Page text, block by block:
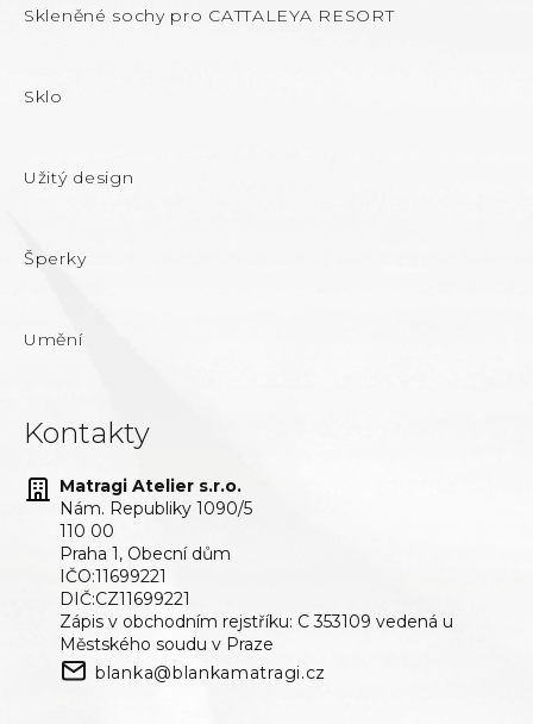
Skleněné sochy pro CATTALEYA RESORT
Sklo
Užitý design
Šperky
Umění
Kontakty
Matragi Atelier s.r.o.
Nám. Republiky 1090/5
110 00
Praha 1, Obecní dům
IČO:11699221
DIČ:CZ11699221
Zápis v obchodním rejstříku: C 353109 vedená u
Městského soudu v Praze
blanka@blankamatragi.cz